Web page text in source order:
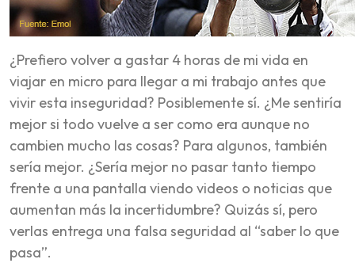
¿Prefiero volver a gastar 4 horas de mi vida en
viajar en micro para llegar a mi trabajo antes que
vivir esta inseguridad? Posiblemente sí. ¿Me sentiría
mejor si todo vuelve a ser como era aunque no
cambien mucho las cosas? Para algunos, también
sería mejor. ¿Sería mejor no pasar tanto tiempo
frente a una pantalla viendo videos o noticias que
aumentan más la incertidumbre? Quizás sí, pero
verlas entrega una falsa seguridad al “saber lo que
pasa”.